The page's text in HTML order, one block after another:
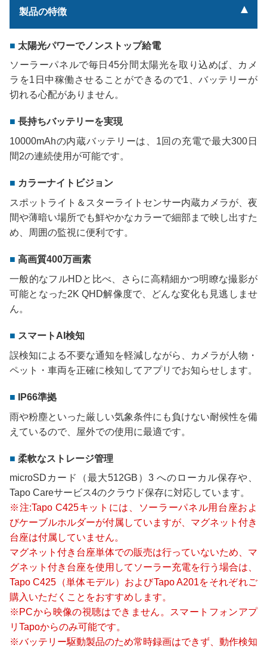
製品の特徴
太陽光パワーでノンストップ給電
ソーラーパネルで毎日45分間太陽光を取り込めば、カメ
ラを1日中稼働させることができるので1、バッテリーが
切れる心配がありません。
長持ちバッテリーを実現
10000mAhの内蔵バッテリーは、1回の充電で最大300日
間2の連続使用が可能です。
カラーナイトビジョン
スポットライト＆スターライトセンサー内蔵カメラが、夜
間や薄暗い場所でも鮮やかなカラーで細部まで映し出すた
め、周囲の監視に便利です。
高画質400万画素
一般的なフルHDと比べ、さらに高精細かつ明瞭な撮影が
可能となった2K QHD解像度で、どんな変化も見逃しませ
ん。
スマートAI検知
誤検知による不要な通知を軽減しながら、カメラが人物・
ペット・車両を正確に検知してアプリでお知らせします。
IP66準拠
雨や粉塵といった厳しい気象条件にも負けない耐候性を備
えているので、屋外での使用に最適です。
柔軟なストレージ管理
microSDカード（最大512GB）3 へのローカル保存や、
Tapo Careサービス4のクラウド保存に対応しています。
※注:Tapo C425キットには、ソーラーパネル用台座およ
びケーブルホルダーが付属していますが、マグネット付き
台座は付属していません。
マグネット付き台座単体での販売は行っていないため、マ
グネット付き台座を使用してソーラー充電を行う場合は、
Tapo C425（単体モデル）およびTapo A201をそれぞれご
購入いただくことをおすすめします。
※PCから映像の視聴はできません。スマートフォンアプ
リTapoからのみ可能です。
※バッテリー駆動製品のため常時録画はできず、動作検知